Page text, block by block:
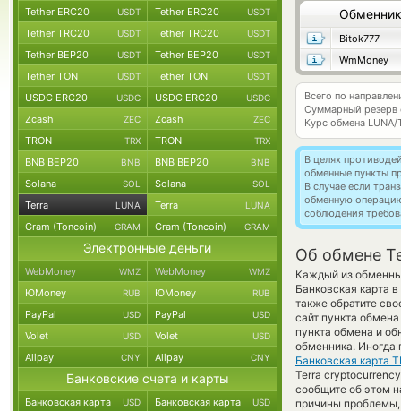
Обменник
Bitok777
WmMoney
Всего по
Суммарный резерв
Курс обмена LUNA/
В целях
обменные пункты
В случае если
обменную
соблюдения
Об обмене
Каждый из
Банковская карта
также обратите
сайт пункта
пункта обмена и
обменника. Иногда
Банковская карта
Terra
сообщите об этом
причины
Tether ERC20 USDT Tether ERC20 USDT
Tether TRC20 USDT Tether TRC20 USDT
Tether BEP20 USDT Tether BEP20 USDT
Tether TON USDT Tether TON USDT
USDC ERC20 USDC USDC ERC20 USDC
Zcash ZEC Zcash ZEC
TRON TRX TRON TRX
BNB BEP20 BNB BNB BEP20 BNB
Solana SOL Solana SOL
Terra LUNA Terra LUNA
Gram (Toncoin) GRAM Gram (Toncoin) GRAM
Электронные деньги
WebMoney WMZ WebMoney WMZ
ЮMoney RUB ЮMoney RUB
PayPal USD PayPal USD
Volet USD Volet USD
Alipay CNY Alipay CNY
Банковские счета и карты
Банковская карта USD Банковская карта USD